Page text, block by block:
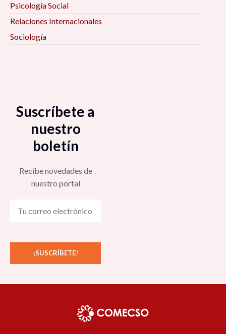
Psicología Social
Relaciones Internacionales
Sociología
Suscríbete a
nuestro
boletín
Recibe novedades de
nuestro portal